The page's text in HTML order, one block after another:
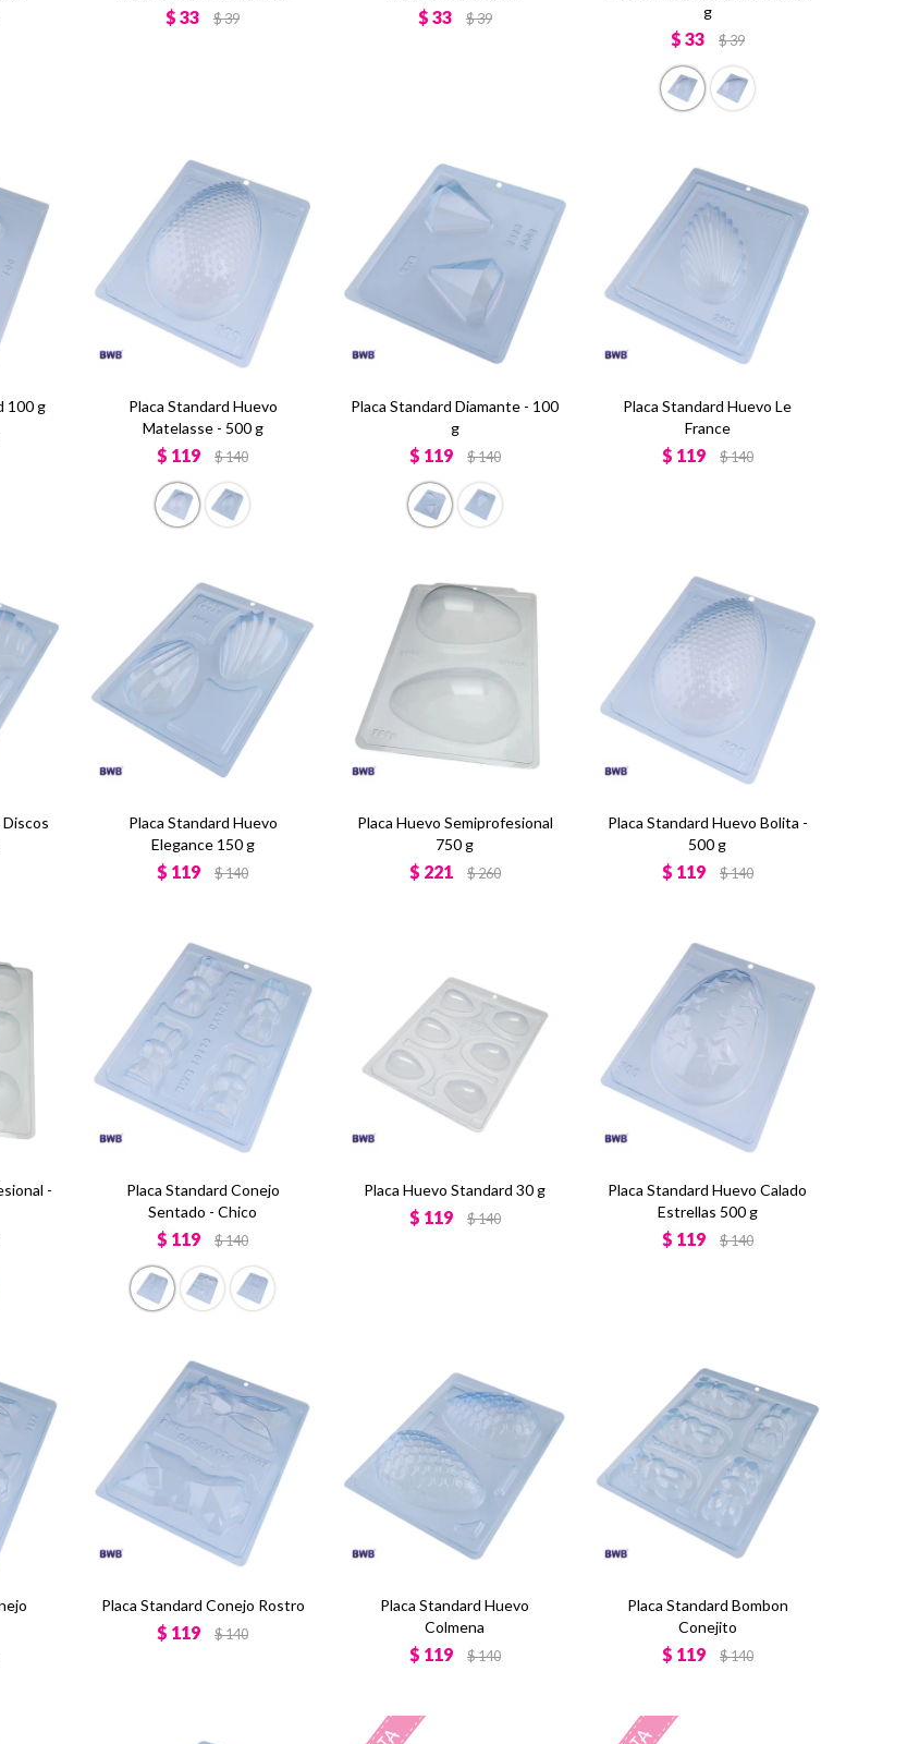
$ 33 $39 $ 33 $39
g
$ 33 $39
100 g
Placa Standard Huevo
Matelasse - 500 g
$ 119 $140
Placa Standard Diamante - 100
g
$ 119 $140
Placa Standard Huevo Le
France
$ 119 $140
Placa Standard Huevo
Elegance 150 g
$ 119 $140
Placa Huevo Semiprofesional
750 g
$ 221 $260
Placa Standard Huevo Bolita -
500 g
$ 119 $140
-
Placa Standard Conejo
Sentado - Chico
$ 119 $140
Placa Huevo Standard 30 g
$ 119 $140
Placa Standard Huevo Calado
Estrellas 500 g
$ 119 $140
Placa Standard Conejo Rostro
$ 119 $140
Placa Standard Huevo
Colmena
$ 119 $140
Placa Standard Bombon
Conejito
$ 119 $140